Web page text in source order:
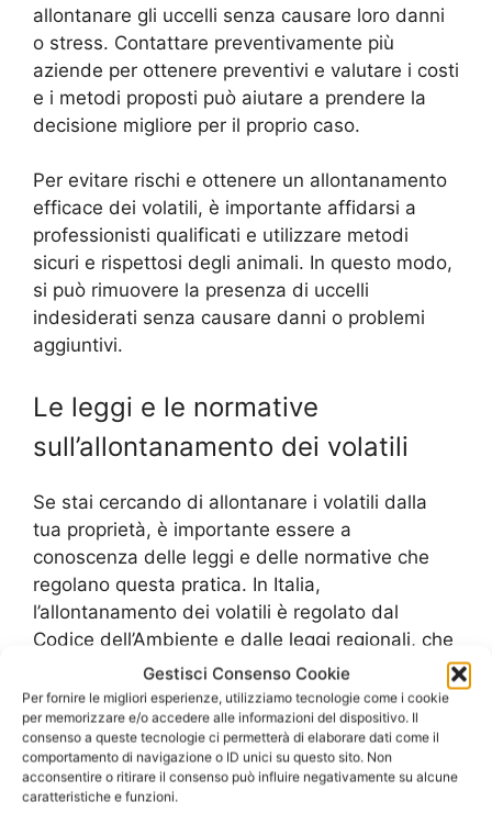
Gestisci Consenso Cookie
Per fornire le migliori esperienze, utilizziamo tecnologie come i cookie
per memorizzare e/o accedere alle informazioni del dispositivo. Il
consenso a queste tecnologie ci permetterà di elaborare dati come il
comportamento di navigazione o ID unici su questo sito. Non
acconsentire o ritirare il consenso può influire negativamente su alcune
caratteristiche e funzioni.
allontanare gli uccelli senza causare loro danni
o stress. Contattare preventivamente più
aziende per ottenere preventivi e valutare i costi
e i metodi proposti può aiutare a prendere la
decisione migliore per il proprio caso.
Per evitare rischi e ottenere un allontanamento
efficace dei volatili, è importante affidarsi a
professionisti qualificati e utilizzare metodi
sicuri e rispettosi degli animali. In questo modo,
si può rimuovere la presenza di uccelli
indesiderati senza causare danni o problemi
aggiuntivi.
Le leggi e le normative
sull’allontanamento dei volatili
Se stai cercando di allontanare i volatili dalla
tua proprietà, è importante essere a
conoscenza delle leggi e delle normative che
regolano questa pratica. In Italia,
l’allontanamento dei volatili è regolato dal
Codice dell’Ambiente e dalle leggi regionali, che
stabiliscono le modalità e i requisiti per
effettuare questa operazione in modo sicuro ed
efficace.
Secondo il Codice dell’Ambiente,
l’allontanamento dei volatili deve essere